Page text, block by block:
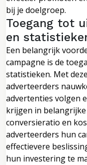
bij je doelgroep.
Toegang tot
en
Een belangrijk
campagne is de
statistieken. Met
adverteerders
advertenties volgen
krijgen in
conversieratio en
adverteerders hun
effectievere
hun investering te